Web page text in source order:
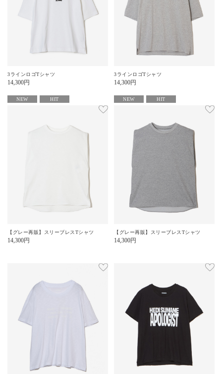
3ラインロゴTシャツ
14,300円
3ラインロゴTシャツ
14,300円
NEW HIT
【グレー再販】スリーブレスTシャツ
14,300円
NEW HIT
【グレー再販】スリーブレスTシャツ
14,300円